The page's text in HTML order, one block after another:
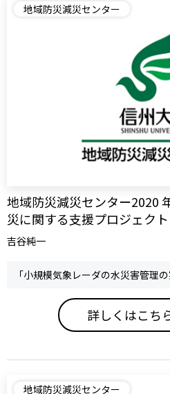
地域防災減災センター
地域防災減災センター2020
災に関する支援プロジェク
吉谷純一
「小規模気象レーダの水災害管理の
詳しくはこち
地域防災減災センター